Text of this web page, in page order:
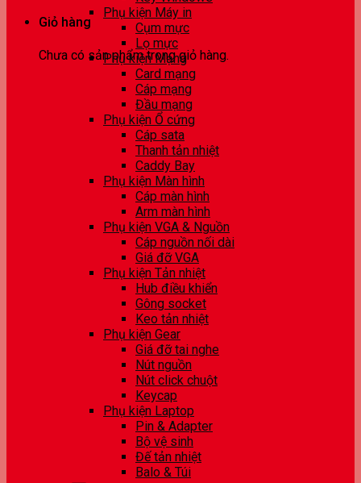
Giỏ hàng
Chưa có sản phẩm trong giỏ hàng.
Phụ kiện Máy in
Cụm mực
Lọ mực
Phụ kiện Mạng
Card mạng
Cáp mạng
Đầu mạng
Phụ kiện Ổ cứng
Cáp sata
Thanh tản nhiệt
Caddy Bay
Phụ kiện Màn hình
Cáp màn hình
Arm màn hình
Phụ kiện VGA & Nguồn
Cáp nguồn nối dài
Giá đỡ VGA
Phụ kiện Tản nhiệt
Hub điều khiển
Gông socket
Keo tản nhiệt
Phụ kiện Gear
Giá đỡ tai nghe
Nút nguồn
Nút click chuột
Keycap
Phụ kiện Laptop
Pin & Adapter
Bộ vệ sinh
Đế tản nhiệt
Balo & Túi